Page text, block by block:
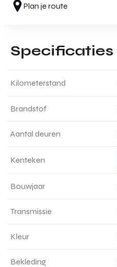
Plan je route
Specificaties
Kilometerstand
Brandstof
Aantal deuren
Kenteken
Bouwjaar
Transmissie
Kleur
Bekleding